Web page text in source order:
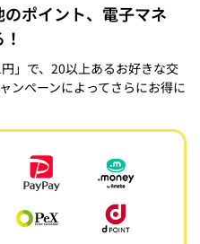
ポイント、電子マネ
」で、20以上あるお好きな交
ンペーンによってさらにお得に